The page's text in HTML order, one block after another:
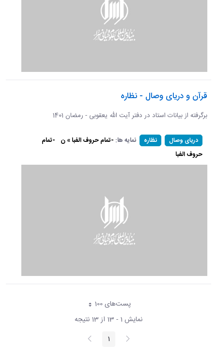
قرآن و دریای وصال - نظاره
برگرفته از بیانات استاد در دفتر آیت الله یعقوبی - رمضان 1401
دریای وصال نظاره نمایه ها: -تمام حروف الفبا » ن -تمام
حروف الفبا
پست‌‌های 100هر صفحه
نمایش 1 - 13 از 13 نتیجه
پیغام
قبلی صفحه1 صفحه
بعد